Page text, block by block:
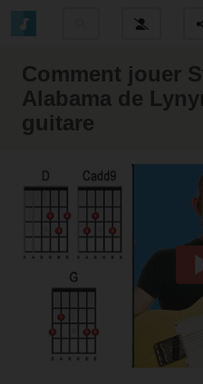
Comment jouer
Alabama de
guitare